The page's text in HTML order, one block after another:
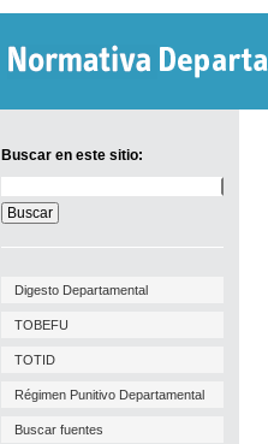
Buscar en este sitio:
en
este
sitio:
Digesto Departamental
TOBEFU
TOTID
Régimen Punitivo Departamental
Buscar fuentes